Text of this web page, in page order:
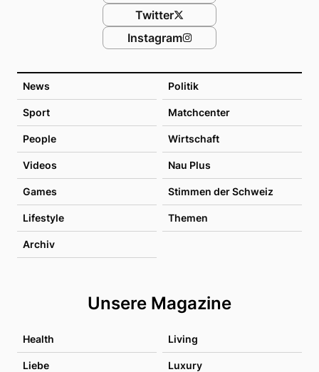
News Politik
Sport Matchcenter
People Wirtschaft
Videos Nau Plus
Games Stimmen der Schweiz
Lifestyle Themen
Archiv
Unsere Magazine
Health Living
Liebe Luxury
Twitter
Instagram